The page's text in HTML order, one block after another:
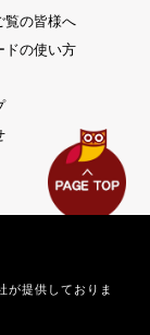
覧の皆様へ
ドの使い方
が提供しておりま